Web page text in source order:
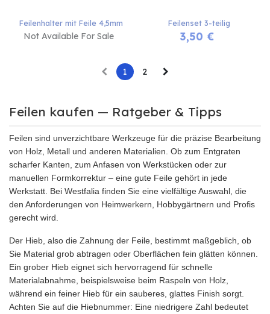
Feilenhalter mit Feile 4,5mm
Not Available For Sale
Feilenset 3-teilig
3,50 €
1 2
Feilen kaufen — Ratgeber & Tipps
Feilen sind unverzichtbare Werkzeuge für die präzise Bearbeitung
von Holz, Metall und anderen Materialien. Ob zum Entgraten
scharfer Kanten, zum Anfasen von Werkstücken oder zur
manuellen Formkorrektur – eine gute Feile gehört in jede
Werkstatt. Bei Westfalia finden Sie eine vielfältige Auswahl, die
den Anforderungen von Heimwerkern, Hobbygärtnern und Profis
gerecht wird.
Der Hieb, also die Zahnung der Feile, bestimmt maßgeblich, ob
Sie Material grob abtragen oder Oberflächen fein glätten können.
Ein grober Hieb eignet sich hervorragend für schnelle
Materialabnahme, beispielsweise beim Raspeln von Holz,
während ein feiner Hieb für ein sauberes, glattes Finish sorgt.
Achten Sie auf die Hiebnummer: Eine niedrigere Zahl bedeutet